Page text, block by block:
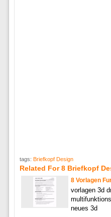
tags: Briefkopf Design
Related For 8 Briefkopf
8 Vorlagen
vorlagen 3d
neues 3d